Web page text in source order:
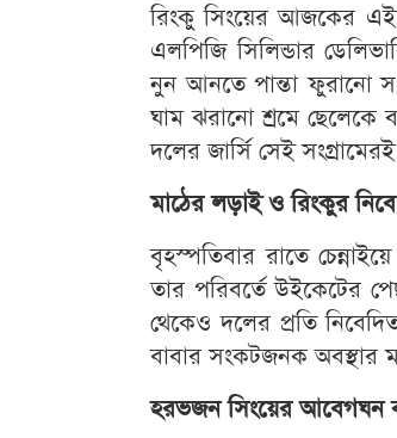
রিংকু সিংয়ের আজকের এই
এলপিজি সিলিন্ডার
নুন আনতে পান্তা ফুরানো
ঘাম ঝরানো শ্রমে ছেলেকে
দলের জার্সি সেই
মাঠের লড়াই ও রিংকুর
বৃহস্পতিবার রাতে
তার পরিবর্তে উইকেটের
থেকেও দলের প্রতি
বাবার সংকটজনক অবস্থার
হরভজন সিংয়ের আবেগঘন